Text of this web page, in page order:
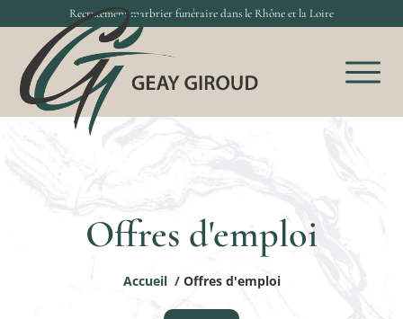
Recrutement marbrier funéraire dans le Rhône et la Loire
Offres d'emploi
Accueil/ Offres d'emploi